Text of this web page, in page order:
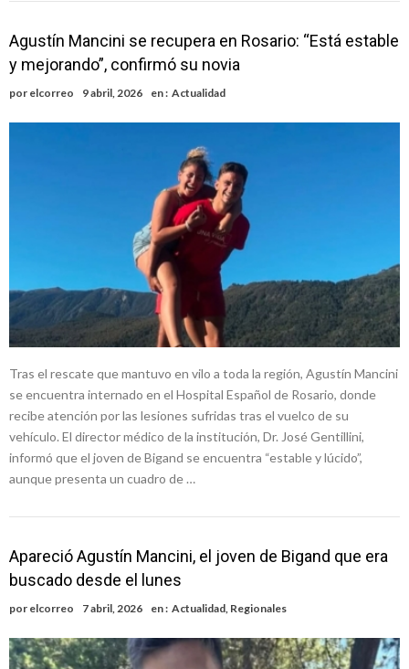
Agustín Mancini se recupera en Rosario: “Está estable
y mejorando”, confirmó su novia
por elcorreo 9 abril, 2026 en : Actualidad
Tras el rescate que mantuvo en vilo a toda la región, Agustín Mancini
se encuentra internado en el Hospital Español de Rosario, donde
recibe atención por las lesiones sufridas tras el vuelco de su
vehículo. El director médico de la institución, Dr. José Gentillini,
informó que el joven de Bigand se encuentra “estable y lúcido”,
aunque presenta un cuadro de …
Apareció Agustín Mancini, el joven de Bigand que era
buscado desde el lunes
por elcorreo 7 abril, 2026 en : Actualidad Regionales